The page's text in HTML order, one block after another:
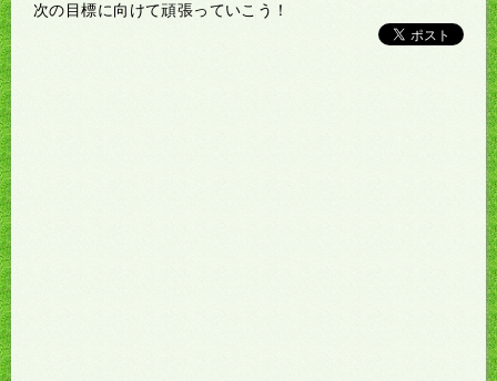
次の目標に向けて頑張っていこう！